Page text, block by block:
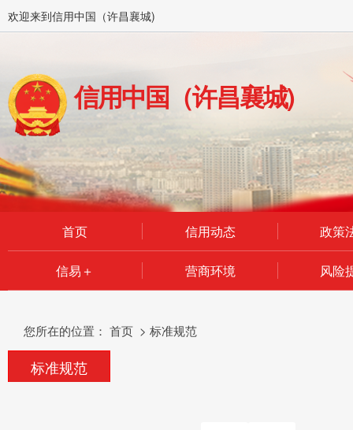
欢迎来到信用中国（许昌襄城)
信用中国（许昌襄城)
首页 信用动态 政策
信易＋ 营商环境 风险
您所在的位置： 首页 > 标准规范
标准规范